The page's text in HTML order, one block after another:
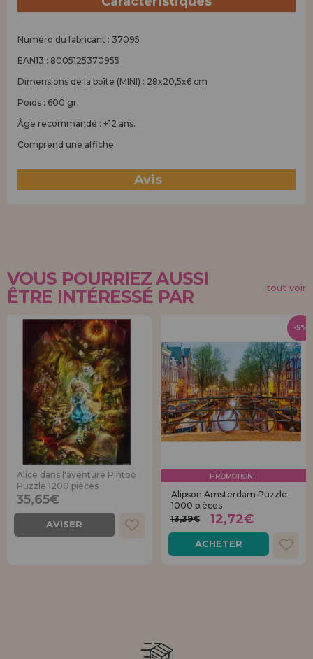
Numéro du fabricant : 37095
EAN13 : 8005125370955
Dimensions de la boîte (MINI) : 28x20,5x6 cm
Poids : 600 gr.
Âge recommandé : +12 ans.
Comprend une affiche.
Avis
VOUS POURRIEZ AUSSI
ÊTRE INTÉRESSÉ PAR
tout voir
Alice dans l'aventure Pintoo
Puzzle 1200 pièces
35,65€
AVISER
PROMOTION !
Alipson Amsterdam Puzzle
1000 pièces
13,39€
12,72€
ACHETER
-5%